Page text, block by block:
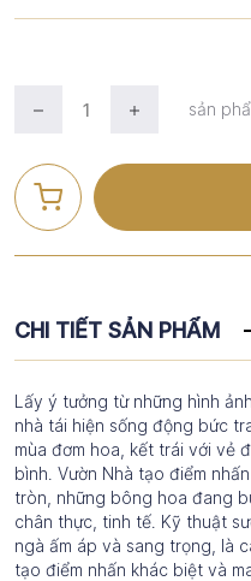
sản
CHI TIẾT SẢN PHẨM
Lấy ý tưởng từ những hình
nhà tái hiện sống động bức
mùa đơm hoa, kết trái với vẻ
bình. Vườn Nhà tạo điểm
tròn, những bông hoa đang
chân thực, tinh tế. Kỹ thuật
ngà ấm áp và sang trọng, là
tạo điểm nhấn khác biệt và